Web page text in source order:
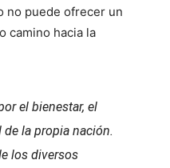
no puede ofrecer un
camino hacia la
el bienestar, el
la propia nación.
los diversos